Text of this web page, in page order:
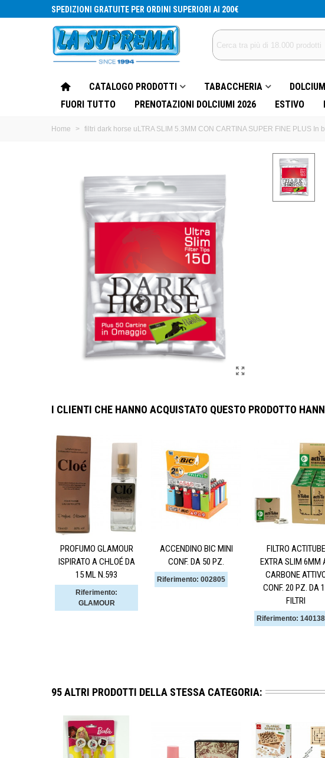
SPEDIZIONI GRATUITE PER ORDINI SUPERIORI AI 200€
CATALOGO PRODOTTI TABACCHERIA
FUORI TUTTO
PRENOTAZIONI DOLCIUMI 2026 ESTIVO
Home > filtri dark horse uLTRA SLIM 5.3MM CON CARTINA SUPER FINE PLUS In
I CLIENTI CHE HANNO ACQUISTATO QUESTO PRODOTTO
PROFUMO GLAMOUR
ISPIRATO A CHLOÉ DA
15 ML N.593
Riferimento:
GLAMOUR
ACCENDINO BIC MINI
CONF. DA 50 PZ.
Riferimento: 002805
FILTRO ACTITUBE
EXTRA SLIM 6MM
CARBONE
CONF. 20 PZ. DA
FILTRI
Riferimento: 140138
95 ALTRI PRODOTTI DELLA STESSA CATEGORIA: